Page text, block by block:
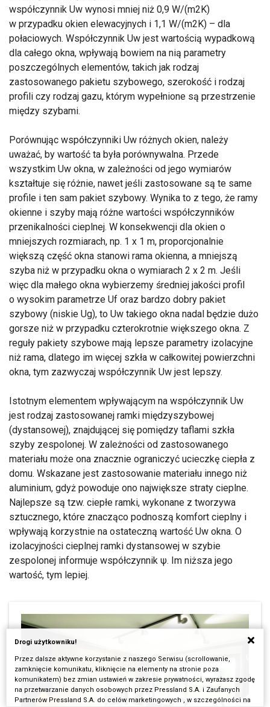
współczynnik Uw wynosi mniej niż 0,9 W/(m2K)
w przypadku okien elewacyjnych i 1,1 W/(m2K) – dla
połaciowych. Współczynnik Uw jest wartością wypadkową
dla całego okna, wpływają bowiem na nią parametry
poszczególnych elementów, takich jak rodzaj
zastosowanego pakietu szybowego, szerokość i rodzaj
profili czy rodzaj gazu, którym wypełnione są przestrzenie
między szybami.
Porównując współczynniki Uw różnych okien, należy
uważać, by wartość ta była porównywalna. Przede
wszystkim Uw okna, w zależności od jego wymiarów
kształtuje się różnie, nawet jeśli zastosowane są te same
profile i ten sam pakiet szybowy. Wynika to z tego, że ramy
okienne i szyby mają różne wartości współczynników
przenikalności cieplnej. W konsekwencji dla okien o
mniejszych rozmiarach, np. 1 x 1 m, proporcjonalnie
większą część okna stanowi rama okienna, a mniejszą
szyba niż w przypadku okna o wymiarach 2 x 2 m. Jeśli
więc dla małego okna wybierzemy średniej jakości profil
o wysokim parametrze Uf oraz bardzo dobry pakiet
szybowy (niskie Ug), to Uw takiego okna nadal będzie dużo
gorsze niż w przypadku czterokrotnie większego okna. Z
reguły pakiety szybowe mają lepsze parametry izolacyjne
niż rama, dlatego im więcej szkła w całkowitej powierzchni
okna, tym zazwyczaj współczynnik Uw jest lepszy.
Istotnym elementem wpływającym na współczynnik Uw
jest rodzaj zastosowanej ramki międzyszybowej
(dystansowej), znajdującej się pomiędzy taflami szkła
szyby zespolonej. W zależności od zastosowanego
materiału może ona znacznie ograniczyć ucieczkę ciepła z
domu. Wskazane jest zastosowanie materiału innego niż
aluminium, gdyż powoduje ono największe straty cieplne.
Najlepsze są tzw. ciepłe ramki, wykonane z tworzywa
sztucznego, które znacząco podnoszą komfort cieplny i
wpływają korzystnie na ostateczną wartość Uw okna. O
izolacyjności cieplnej ramki dystansowej w szybie
zespolonej informuje współczynnik ψ. Im niższa jego
wartość, tym lepiej.
Drogi użytkowniku!
Przez dalsze aktywne korzystanie z naszego Serwisu (scrollowanie,
zamknięcie komunikatu, kliknięcie na elementy na stronie poza
komunikatem) bez zmian ustawień w zakresie prywatności, wyrażasz zgodę
na przetwarzanie danych osobowych przez Pressland S.A. i Zaufanych
Partnerów Pressland S.A. do celów marketingowych , w szczególności na